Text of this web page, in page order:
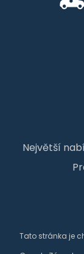
Největší
Tato stránka je